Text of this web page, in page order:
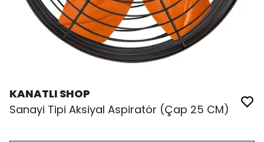
KANATLI SHOP
Sanayi Tipi Aksiyal Aspiratör (Çap 25 CM)